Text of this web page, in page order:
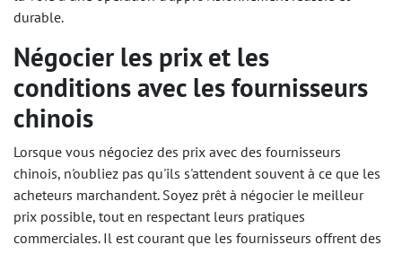
durable.
Négocier les prix et les
conditions avec les fournisseurs
chinois
Lorsque vous négociez des prix avec des fournisseurs
chinois, n'oubliez pas qu'ils s'attendent souvent à ce que les
acheteurs marchandent. Soyez prêt à négocier le meilleur
prix possible, tout en respectant leurs pratiques
commerciales. Il est courant que les fournisseurs offrent des